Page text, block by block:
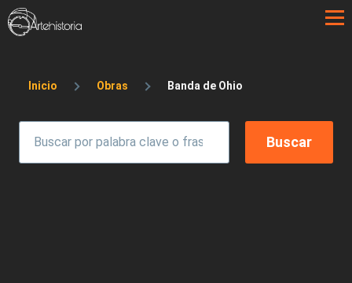
Pasar al contenido principal
Sobrescribir enlaces de ayuda a la
Inicio Obras Banda de Ohio